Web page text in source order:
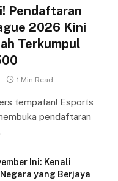
Pendaftaran
2026 Kini
Terkumpul
1 Min Read
tempatan! Esports
pendaftaran
Ini: Kenali
yang Berjaya